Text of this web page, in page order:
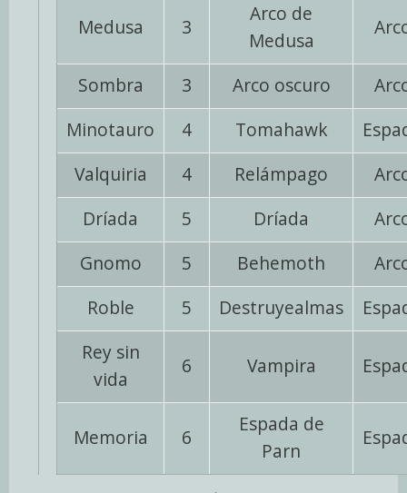
Medusa 3
Arco de
Medusa
Sombra 3 Arco oscuro
Minotauro
4 Tomahawk
Valquiria
4 Relámpago
Dríada
5 Dríada
Gnomo
5 Behemoth
Roble
5 Destruyealmas
Rey sin
vida
6 Vampira
Memoria 6
Espada de
Parn